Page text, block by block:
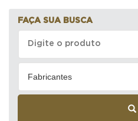
FAÇA SUA BUSCA
Fabricantes